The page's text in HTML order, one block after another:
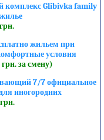
комплекс Glibivka family
жильем при
условия
за смену)
7/7 официальное
иногородних